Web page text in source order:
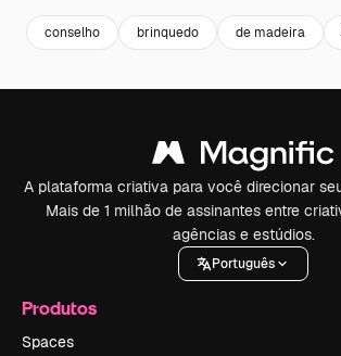
conselho brinquedo de madeira
A plataforma criativa para você direcionar
Mais de 1 milhão de assinantes entre
agências e estúdios.
Português
Produtos
Spaces